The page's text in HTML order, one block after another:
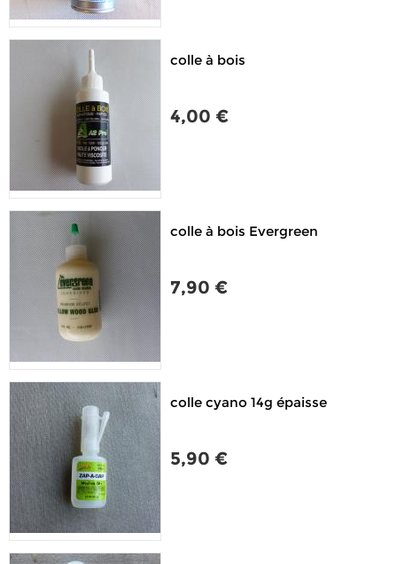
colle à bois
4,00 €
colle à bois Evergreen
7,90 €
colle cyano 14g épaisse
5,90 €